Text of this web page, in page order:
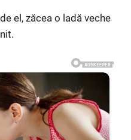
el, zăcea o ladă veche